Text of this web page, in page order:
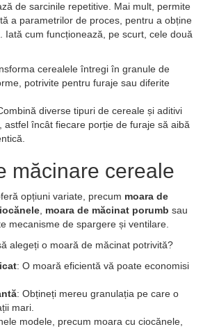
de sarcinile repetitive. Mai mult, permite
a parametrilor de proces, pentru a obține
Iată cum funcționează, pe scurt, cele două
cerealele întregi în granule de
potrivite pentru furaje sau diferite
diverse tipuri de cereale și aditivi
astfel încât fiecare porție de furaje să aibă
măcinare cereale
opțiuni variate, precum moara de
moara de măcinat porumb sau
mecanisme de spargere și ventilare.
alegeți o moară de măcinat potrivită?
: O moară eficientă vă poate economisi
: Obțineți mereu granulația pe care o
mari.
modele, precum moara cu ciocănele,